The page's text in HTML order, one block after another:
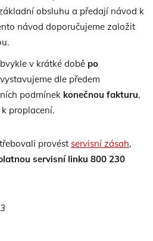
obsluhu a předají návod k
návod doporučujeme založit
v krátké době po
vystavujeme dle předem
podmínek konečnou fakturu,
proplacení.
provést servisní zásah,
servisní linku 800 230